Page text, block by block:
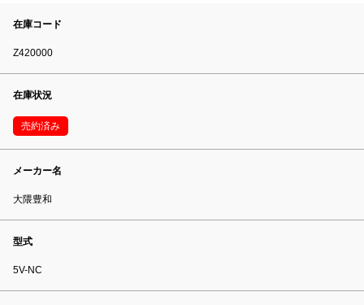
在庫コード
Z420000
在庫状況
売約済み
メーカー名
大隈豊和
型式
5V-NC